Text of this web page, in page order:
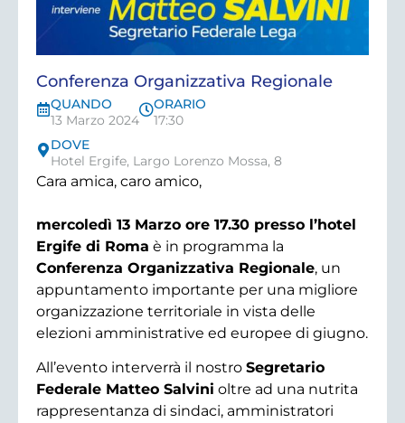
Conferenza Organizzativa Regionale
QUANDO
13 Marzo 2024
ORARIO
17:30
DOVE
Hotel Ergife, Largo Lorenzo Mossa, 8
Cara amica, caro amico,
mercoledì 13 Marzo ore 17.30 presso l’hotel
Ergife di Roma è in programma la
Conferenza Organizzativa Regionale, un
appuntamento importante per una migliore
organizzazione territoriale in vista delle
elezioni amministrative ed europee di giugno.
All’evento interverrà il nostro Segretario
Federale Matteo Salvini oltre ad una nutrita
rappresentanza di sindaci, amministratori